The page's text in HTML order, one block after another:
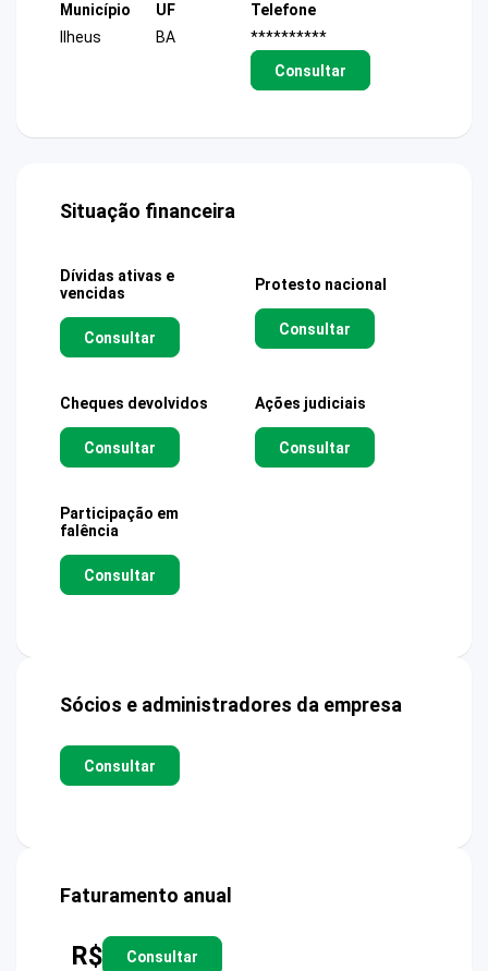
Município
Ilheus
UF
BA
Telefone
**********
Consultar
Situação financeira
Dívidas ativas e
vencidas
Consultar
Protesto nacional
Consultar
Cheques devolvidos
Consultar
Ações judiciais
Consultar
Participação em
falência
Consultar
Sócios e administradores da empresa
Consultar
Faturamento anual
R$ Consultar